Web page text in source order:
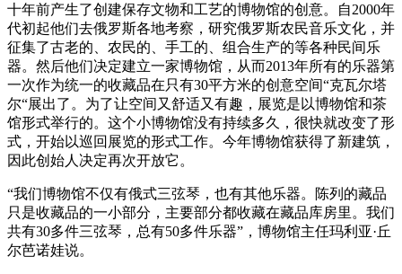
十年前产生了创建保存文物和工艺的博物馆的创意。自2000年
代初起他们去俄罗斯各地考察，研究俄罗斯农民音乐文化，并
征集了古老的、农民的、手工的、组合生产的等各种民间乐
器。然后他们决定建立一家博物馆，从而2013年所有的乐器第
一次作为统一的收藏品在只有30平方米的创意空间“克瓦尔塔
尔“展出了。为了让空间又舒适又有趣，展览是以博物馆和茶
馆形式举行的。这个小博物馆没有持续多久，很快就改变了形
式，开始以巡回展览的形式工作。今年博物馆获得了新建筑，
因此创始人决定再次开放它。
“我们博物馆不仅有俄式三弦琴，也有其他乐器。陈列的藏品
只是收藏品的一小部分，主要部分都收藏在藏品库房里。我们
共有30多件三弦琴，总有50多件乐器”，博物馆主任玛利亚·丘
尔芭诺娃说。